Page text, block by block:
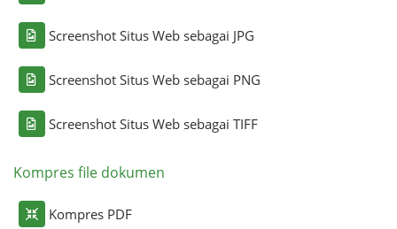
Screenshot Situs Web sebagai JPG
Screenshot Situs Web sebagai PNG
Screenshot Situs Web sebagai TIFF
Kompres file dokumen
Kompres PDF